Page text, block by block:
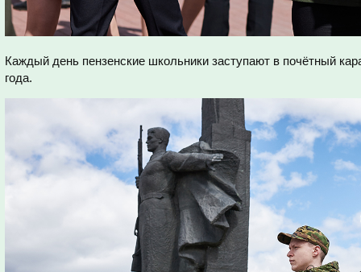
Каждый день пензенские школьники заступают в почётный
года.